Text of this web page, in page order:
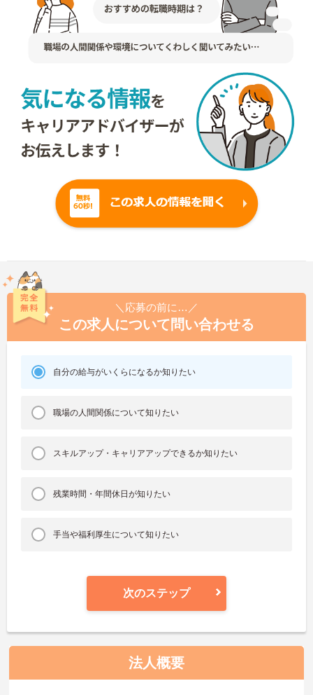
＼応募の前に…／
この求人について問い合わせる
自分の給与がいくらになるか知りたい
職場の人間関係について知りたい
スキルアップ・キャリアアップできるか知りたい
残業時間・年間休日が知りたい
手当や福利厚生について知りたい
次のステップ
法人概要